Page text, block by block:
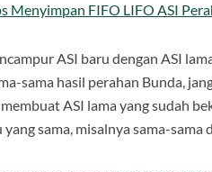
Menyimpan FIFO LIFO ASI
ASI baru dengan ASI
sama hasil perahan Bunda,
ASI lama yang sudah
sama, misalnya sama-sama